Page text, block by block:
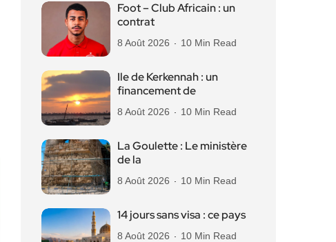
Foot – Club Africain : un
contrat
8 Août 2026 10 Min Read
Ile de Kerkennah : un
financement de
8 Août 2026 10 Min Read
La Goulette : Le ministère
de la
8 Août 2026 10 Min Read
14 jours sans visa : ce pays
8 Août 2026 10 Min Read